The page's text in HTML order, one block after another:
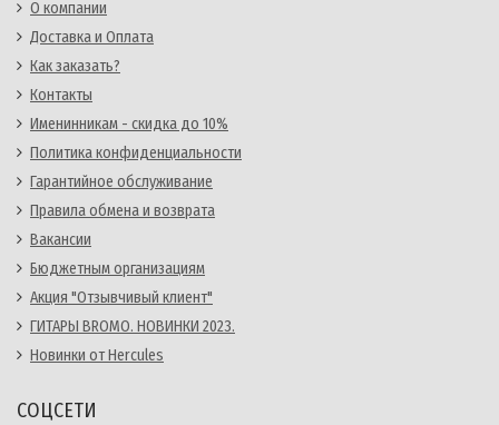
О компании
Доставка и Оплата
Как заказать?
Контакты
Именинникам - скидка до 10%
Политика конфиденциальности
Гарантийное обслуживание
Правила обмена и возврата
Вакансии
Бюджетным организациям
Акция "Отзывчивый клиент"
ГИТАРЫ BROMO. НОВИНКИ 2023.
Новинки от Hercules
СОЦСЕТИ